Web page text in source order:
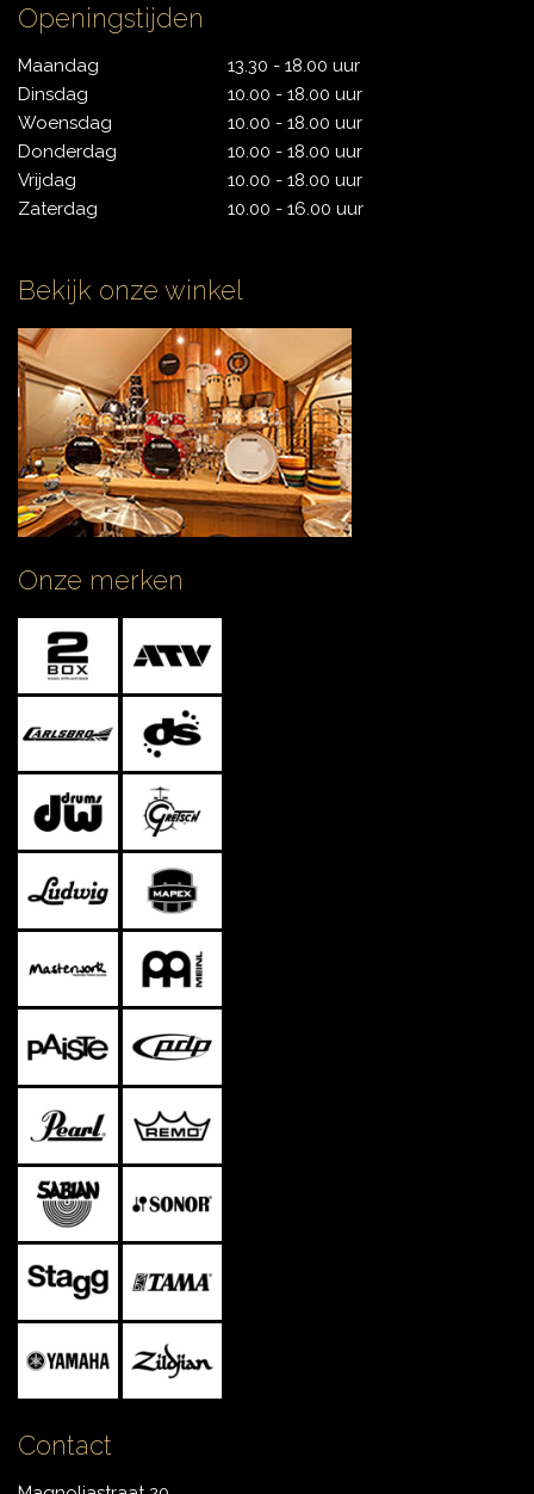
Openingstijden
Maandag
Dinsdag
Woensdag
Donderdag
Vrijdag
Zaterdag
13.30 - 18.00 uur
10.00 - 18.00 uur
10.00 - 18.00 uur
10.00 - 18.00 uur
10.00 - 18.00 uur
10.00 - 16.00 uur
Bekijk onze winkel
Onze merken
Contact